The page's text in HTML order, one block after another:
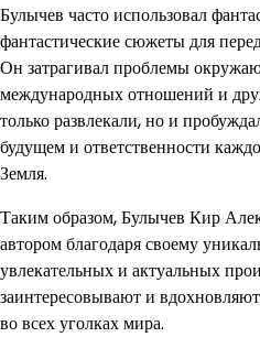
Булычев часто использовал
фантастические сюжеты для
Он затрагивал проблемы
международных отношений и
только развлекали, но и
будущем и ответственности
Земля.
Таким образом, Булычев Кир
автором благодаря своему
увлекательных и актуальных
заинтересовывают и
во всех уголках мира.